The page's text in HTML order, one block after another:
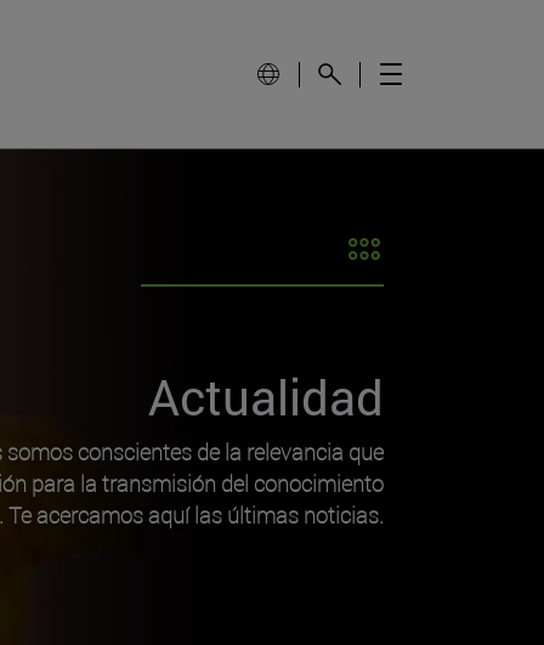
Actualidad
somos conscientes de la relevancia que
para la transmisión del conocimiento
Te acercamos aquí las últimas noticias.